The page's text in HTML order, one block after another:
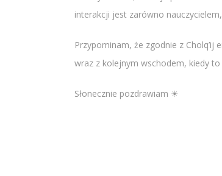
interakcji jest zarówno
Przypominam, że zgodnie z
wraz z kolejnym wschodem, kiedy
Słonecznie pozdrawiam ☀